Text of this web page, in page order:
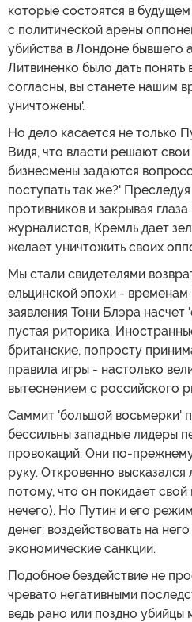
которые состоятся в
с политической арены
убийства в Лондоне бывшего
Литвиненко было дать
согласны, вы станете нашим
уничтожены'.
Но дело касается не только
Видя, что власти решают
бизнесмены задаются
поступать так же?'
противников и закрывая
журналистов, Кремль дает
желает уничтожить своих
Мы стали свидетелями
ельцинской эпохи -
заявления Тони Блэра
пустая риторика.
британские, попросту
правила игры - настолько
вытеснением с российского
Саммит 'большой восьмерки'
бессильны западные лидеры
провокаций. Они по-
руку. Откровенно высказался
потому, что он покидает свой
нечего). Но Путин и его
денег: воздействовать на
экономические санкции.
Подобное бездействие не
чревато негативными
ведь рано или поздно убийцы